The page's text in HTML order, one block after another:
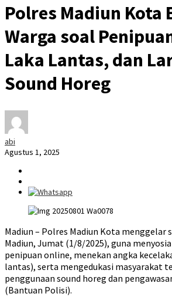
Polres Madiun Kota
Warga soal
Laka Lantas, dan
Sound Horeg
abi
Agustus 1, 2025
Madiun – Polres Madiun Kota menggelar
Madiun, Jumat (1/8/2025), guna
penipuan online, menekan angka
lantas), serta mengedukasi masyarakat
penggunaan sound horeg dan
(Bantuan Polisi).